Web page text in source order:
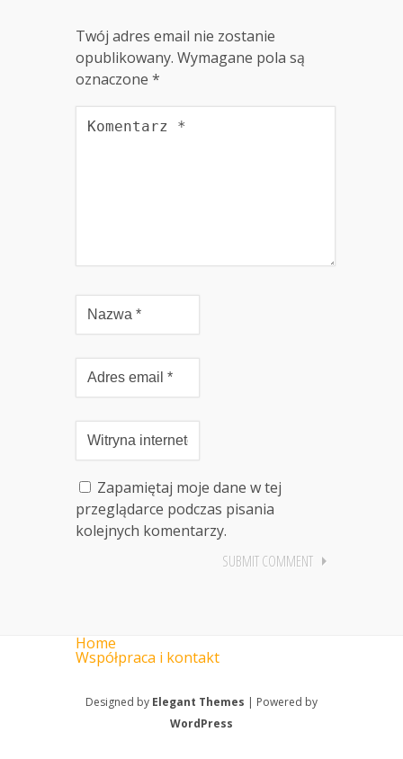
Twój adres email nie zostanie
opublikowany. Wymagane pola są
oznaczone *
Zapamiętaj moje dane w tej
przeglądarce podczas pisania
kolejnych komentarzy.
Home
Współpraca i kontakt
Designed by Elegant Themes | Powered by
WordPress